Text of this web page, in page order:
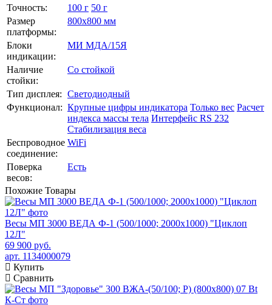
Точность: 100 г 50 г
Размер
платформы:
800х800 мм
Блоки
индикации:
МИ МДА/15Я
Наличие
стойки:
Со стойкой
Тип дисплея: Светодиодный
Функционал: Крупные цифры индикатора Только вес Расчет
индекса массы тела Интерфейс RS 232
Стабилизация веса
Беспроводное
соединение:
WiFi
Поверка
весов:
Есть
Похожие Товары
Весы МП 3000 ВЕДА Ф-1 (500/1000; 2000х1000) "Циклоп
12Л"
69 900 руб.
арт. 1134000079
Купить
Сравнить